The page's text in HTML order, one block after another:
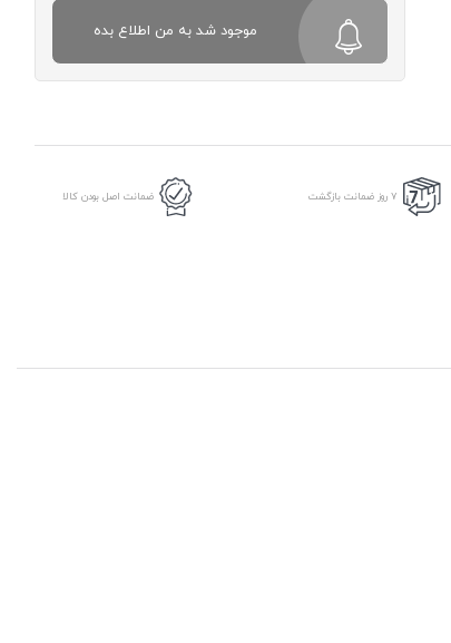
موجود شد به من اطلاع بده
7 روز ضمانت بازگشت ضمانت اصل بودن کالا